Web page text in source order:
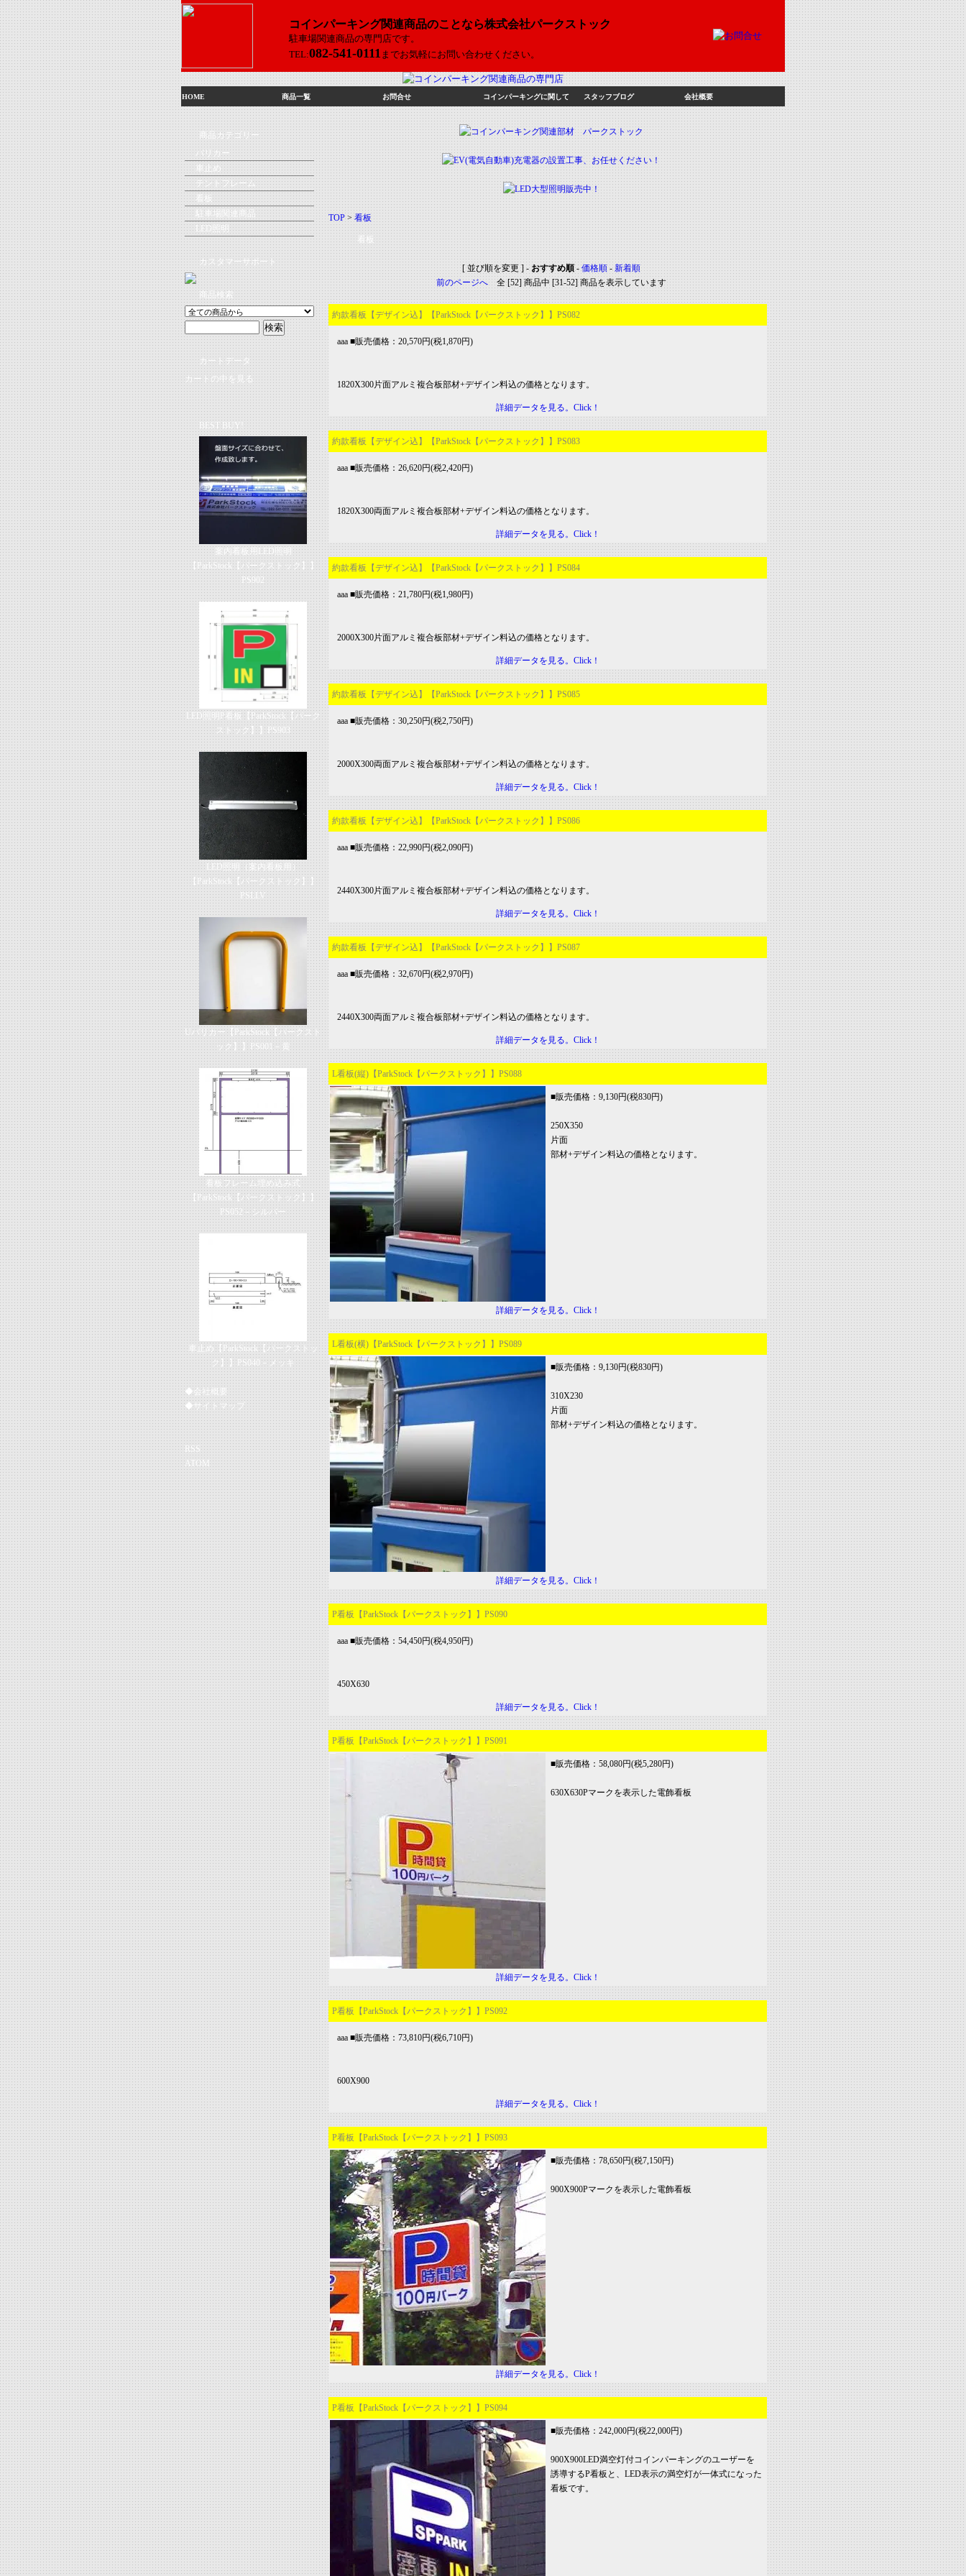
コインパーキング関連商品のことなら株式会社パークストック
駐車場関連商品の専門店です。
TEL:082-541-0111 までお気軽にお問い合わせください。
HOME 商品一覧 お問合せ コインパーキングに関して スタッフブログ 会社概要
商品カテゴリー
バリカー
車止め
テントフレーム
看板
駐車場関連商品
LED照明
カスタマーサポート
商品検索
カートデータ
カートの中を見る
BEST BUY!
案内看板用LED照明
【ParkStock【パークストック】】
PS902
LED照明P看板【ParkStock【パーク
ストック】】PS903
LED照明（案内看板用）
【ParkStock【パークストック】】
PSLLV
Uバリカー【ParkStock【パークスト
ック】】PS001－黄
看板フレーム埋め込み式
【ParkStock【パークストック】】
PS052－シルバー
車止め【ParkStock【パークストッ
ク】】PS040－メッキ
◆会社概要
◆サイトマップ
RSS
ATOM
TOP>看板
看板
[ 並び順を変更 ] - おすすめ順-価格順 -新着順
前のページへ全 [52] 商品中 [31-52] 商品を表示しています
約款看板【デザイン込】【ParkStock【パークストック】】PS082
aaa ■販売価格：20,570円(税1,870円)
1820X300片面アルミ複合板部材+デザイン料込の価格となります。
詳細データを見る。Click！
約款看板【デザイン込】【ParkStock【パークストック】】PS083
aaa ■販売価格：26,620円(税2,420円)
1820X300両面アルミ複合板部材+デザイン料込の価格となります。
詳細データを見る。Click！
約款看板【デザイン込】【ParkStock【パークストック】】PS084
aaa ■販売価格：21,780円(税1,980円)
2000X300片面アルミ複合板部材+デザイン料込の価格となります。
詳細データを見る。Click！
約款看板【デザイン込】【ParkStock【パークストック】】PS085
aaa ■販売価格：30,250円(税2,750円)
2000X300両面アルミ複合板部材+デザイン料込の価格となります。
詳細データを見る。Click！
約款看板【デザイン込】【ParkStock【パークストック】】PS086
aaa ■販売価格：22,990円(税2,090円)
2440X300片面アルミ複合板部材+デザイン料込の価格となります。
詳細データを見る。Click！
約款看板【デザイン込】【ParkStock【パークストック】】PS087
aaa ■販売価格：32,670円(税2,970円)
2440X300両面アルミ複合板部材+デザイン料込の価格となります。
詳細データを見る。Click！
L看板(縦)【ParkStock【パークストック】】PS088
■販売価格：9,130円(税830円)
250X350
片面
部材+デザイン料込の価格となります。
詳細データを見る。Click！
L看板(横)【ParkStock【パークストック】】PS089
■販売価格：9,130円(税830円)
310X230
片面
部材+デザイン料込の価格となります。
詳細データを見る。Click！
P看板【ParkStock【パークストック】】PS090
aaa ■販売価格：54,450円(税4,950円)
450X630
詳細データを見る。Click！
P看板【ParkStock【パークストック】】PS091
■販売価格：58,080円(税5,280円)
630X630Pマークを表示した電飾看板
詳細データを見る。Click！
P看板【ParkStock【パークストック】】PS092
aaa ■販売価格：73,810円(税6,710円)
600X900
詳細データを見る。Click！
P看板【ParkStock【パークストック】】PS093
■販売価格：78,650円(税7,150円)
900X900Pマークを表示した電飾看板
詳細データを見る。Click！
P看板【ParkStock【パークストック】】PS094
■販売価格：242,000円(税22,000円)
900X900LED満空灯付コインパーキングのユーザーを
誘導するP看板と、LED表示の満空灯が一体式になった
看板です。